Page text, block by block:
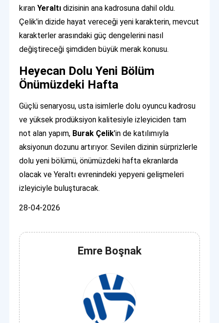
kıranYeraltı dizisinin ana kadrosuna dahil oldu.
Çelik'in dizide hayat vereceği yeni karakterin, mevcut
karakterler arasındaki güç dengelerini nasıl
değiştireceği şimdiden büyük merak konusu.
Heyecan Dolu Yeni Bölüm
Önümüzdeki Hafta
Güçlü senaryosu, usta isimlerle dolu oyuncu kadrosu
ve yüksek prodüksiyon kalitesiyle izleyiciden tam
not alan yapım, Burak Çelik'in de katılımıyla
aksiyonun dozunu artırıyor. Sevilen dizinin sürprizlerle
dolu yeni bölümü, önümüzdeki hafta ekranlarda
olacak ve Yeraltı evrenindeki yepyeni gelişmeleri
izleyiciyle buluşturacak.
28-04-2026
Emre Boşnak